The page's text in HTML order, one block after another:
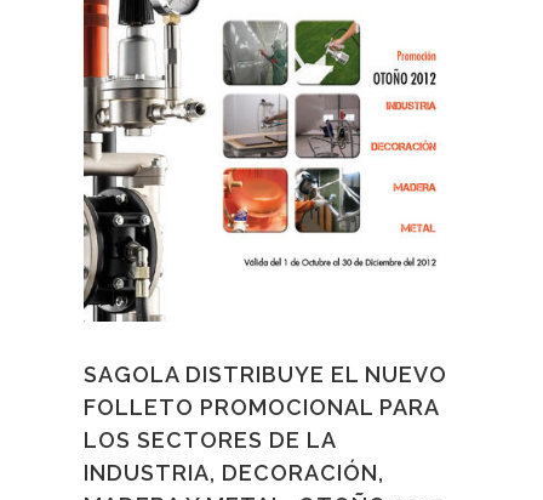
Mercedes Benz España S.A. y la empresa local,
Cegasa International S.A., y dejando su huella
comercial en empresas como Dates Automovil
España, Estudios, Mercados y Suministros S.L.,
Grupo Jimenez Belinchón y Aernnova Aerospace.
Desde Sagola, queremos darle la bienvenida y el
agradecimiento por unirse a este nuevo proyecto
y enfrentarse a este nuevo reto en la República
Mexicana.
SAGOLA DISTRIBUYE EL NUEVO
FOLLETO PROMOCIONAL PARA
LOS SECTORES DE LA
INDUSTRIA, DECORACIÓN,